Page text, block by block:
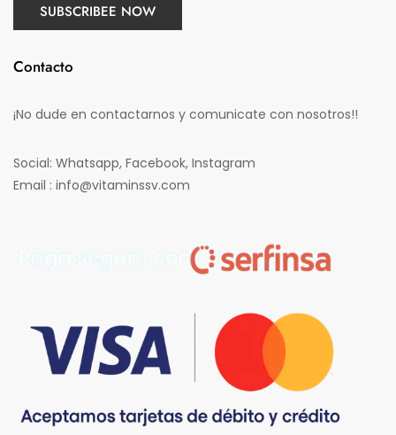
Contacto
¡No dude en contactarnos y comunicate con nosotros!!
Social: Whatsapp, Facebook, Instagram
Email : info@vitaminssv.com